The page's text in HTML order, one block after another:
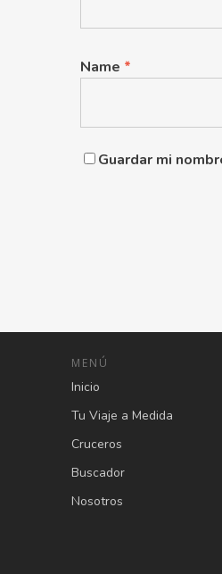
Name *
Guardar mi
MENÚ
Inicio
Tu Viaje a Medida
Cruceros
Buscador
Nosotros